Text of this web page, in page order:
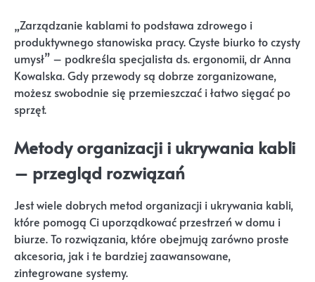
„Zarządzanie kablami to podstawa zdrowego i
produktywnego stanowiska pracy. Czyste biurko to czysty
umysł” – podkreśla specjalista ds. ergonomii, dr Anna
Kowalska. Gdy przewody są dobrze zorganizowane,
możesz swobodnie się przemieszczać i łatwo sięgać po
sprzęt.
Metody organizacji i ukrywania kabli
– przegląd rozwiązań
Jest wiele dobrych metod organizacji i ukrywania kabli,
które pomogą Ci uporządkować przestrzeń w domu i
biurze. To rozwiązania, które obejmują zarówno proste
akcesoria, jak i te bardziej zaawansowane,
zintegrowane systemy.